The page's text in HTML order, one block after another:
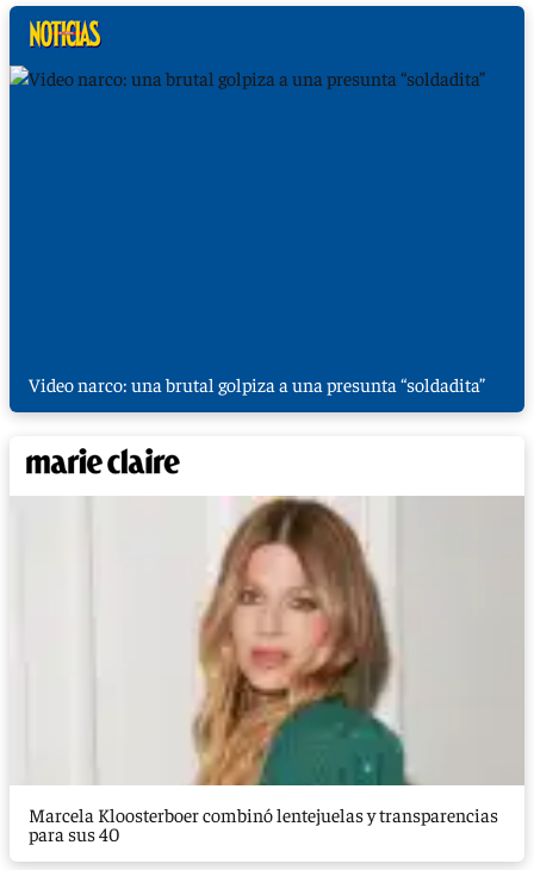
Video narco: una brutal golpiza a una presunta “soldadita”
Marcela Kloosterboer combinó lentejuelas y transparencias
para sus 40